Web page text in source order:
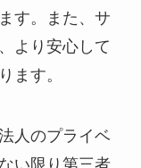
す。また、サ
より安心して
ます。
人のプライベ